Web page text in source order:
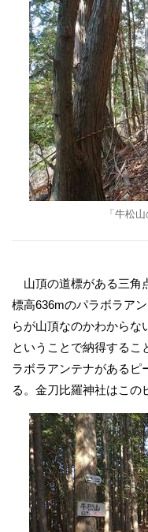
「牛松
山頂の道標がある三角
標高636mのパラボラア
らが山頂なのかわからな
ということで納得するこ
ラボラアンテナがあるピ
る。金刀比羅神社はこの